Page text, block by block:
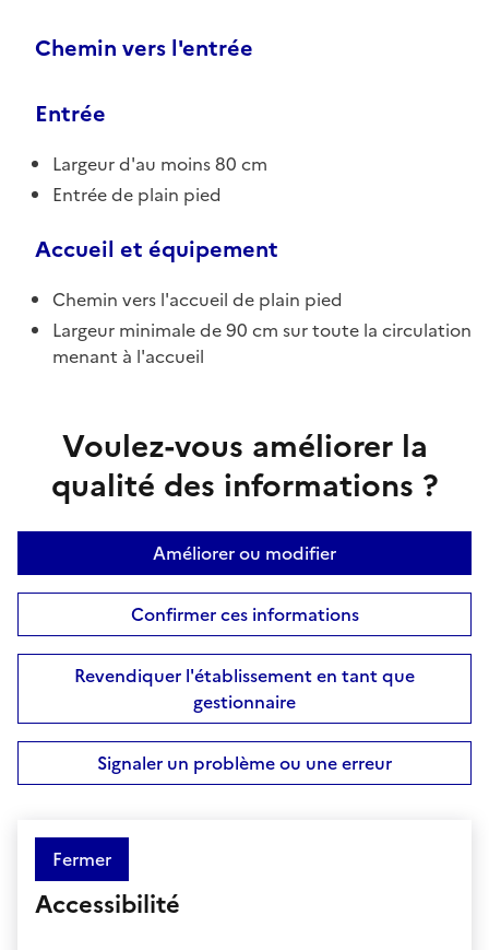
Chemin vers l'entrée
Entrée
Largeur d'au moins 80 cm
Entrée de plain pied
Accueil et équipement
Chemin vers l'accueil de plain pied
Largeur minimale de 90 cm sur toute la circulation
menant à l'accueil
Voulez-vous améliorer la
qualité des informations ?
Améliorer ou modifier
Confirmer ces informations
Revendiquer l'établissement en tant que
gestionnaire
Signaler un problème ou une erreur
Fermer
Accessibilité